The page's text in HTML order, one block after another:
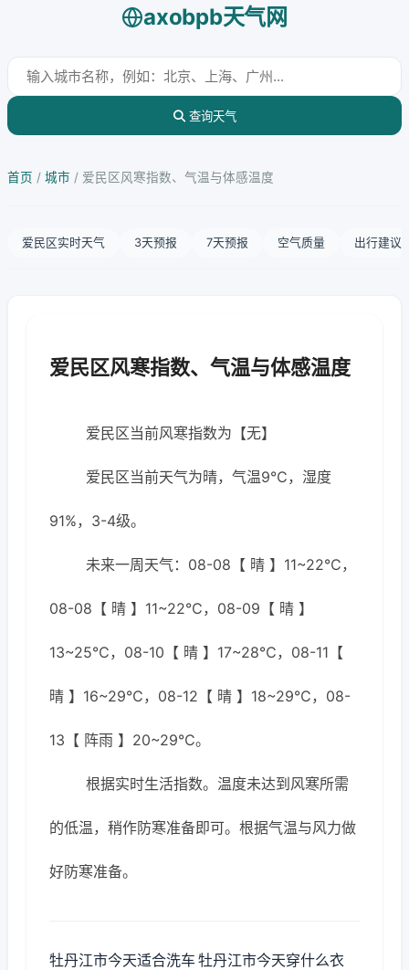
axobpb天气网
查询天气
首页 / 城市 / 爱民区风寒指数、气温与体感温度
爱民区实时天气 3天预报 7天预报 空气质量 出行建议
爱民区风寒指数、气温与体感温度
爱民区当前风寒指数为【无】
爱民区当前天气为晴，气温9℃，湿度
91%，3-4级。
未来一周天气：08-08【 晴 】11~22℃，
08-08【 晴 】11~22℃，08-09【 晴 】
13~25℃，08-10【 晴 】17~28℃，08-11【
晴 】16~29℃，08-12【 晴 】18~29℃，08-
13【 阵雨 】20~29℃。
根据实时生活指数。温度未达到风寒所需
的低温，稍作防寒准备即可。根据气温与风力做
好防寒准备。
牡丹江市今天适合洗车 牡丹江市今天穿什么衣